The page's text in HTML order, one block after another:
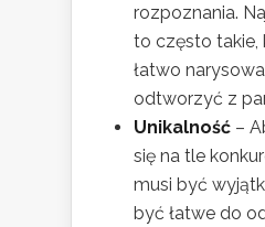
rozpoznania.
to często takie,
łatwo
odtworzyć z
Unikalność –
się na tle
musi być
być łatwe do